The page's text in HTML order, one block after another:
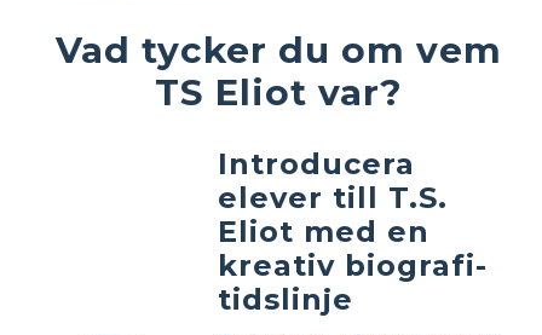
Vad tycker du om vem
TS Eliot var?
Introducera
elever till T.S.
Eliot med en
kreativ biografi-
tidslinje